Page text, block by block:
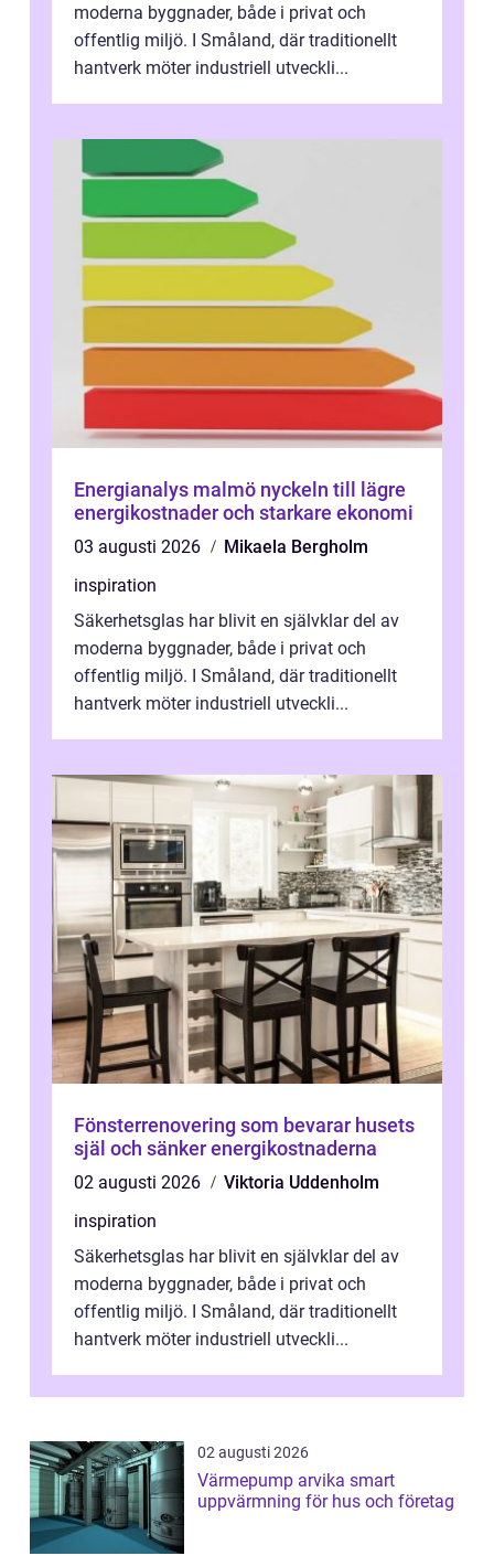
moderna byggnader, både i privat och
offentlig miljö. I Småland, där traditionellt
hantverk möter industriell utveckli...
Energianalys malmö nyckeln till lägre
energikostnader och starkare ekonomi
03 augusti 2026
Mikaela Bergholm
inspiration
Säkerhetsglas har blivit en självklar del av
moderna byggnader, både i privat och
offentlig miljö. I Småland, där traditionellt
hantverk möter industriell utveckli...
Fönsterrenovering som bevarar husets
själ och sänker energikostnaderna
02 augusti 2026
Viktoria Uddenholm
inspiration
Säkerhetsglas har blivit en självklar del av
moderna byggnader, både i privat och
offentlig miljö. I Småland, där traditionellt
hantverk möter industriell utveckli...
02 augusti 2026
Värmepump arvika smart
uppvärmning för hus och företag